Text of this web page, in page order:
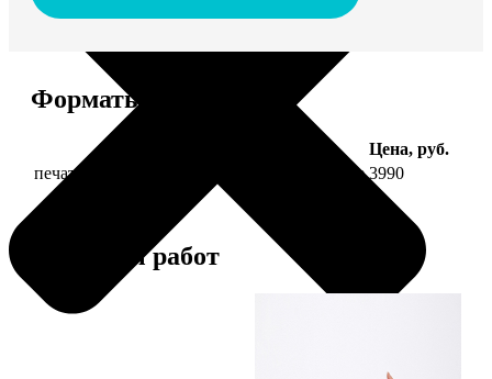
Форматы и цены
Цена, руб.
печать фото на холсте 30х90 на подрамнике 3990
Примеры работ